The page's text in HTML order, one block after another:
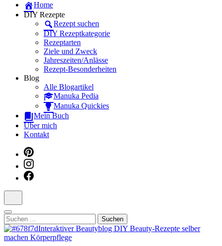
Manuka Magic – Natürlich schön:
Dein interaktiver DIY Beautyblog
Dein persönlicher interaktiver DIY Beautyblog
Home
DIY Rezepte
Rezept suchen
DIY Rezeptkategorie
Rezeptarten
Ziele und Zweck
Jahreszeiten/Anlässe
Rezept-Besonderheiten
Blog
Alle Blogartikel
Manuka Pedia
Manuka Quickies
Mein Buch
Über mich
Kontakt
Suchen
nach: